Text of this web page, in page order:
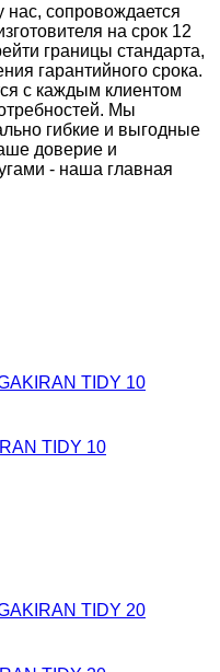
сопровождается
на срок 12
границы стандарта,
гарантийного срока.
с каждым клиентом
Мы
гибкие и выгодные
доверие и
- наша главная
TIDY 10